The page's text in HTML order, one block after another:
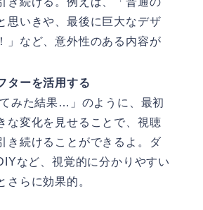
思いきや、最後に巨大なデザ
」など、意外性のある内容が
ターを活用する
みた結果…」のように、最初
な変化を見せることで、視聴
き続けることができるよ。ダ
など、視覚的に分かりやすい
さらに効果的。